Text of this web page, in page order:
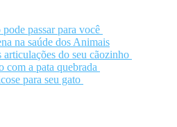
passar para você
na saúde dos Animais
articulações do seu cãozinho
com a pata quebrada
para seu gato